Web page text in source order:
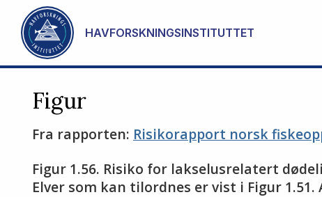
Gå til hovedinnhold
HAVFORSKNINGSINSTITUTTET
Figur
Fra rapporten: Risikorapport norsk
Figur 1.56. Risiko for lakselusrelatert
Elver som kan tilordnes er vist i Figur